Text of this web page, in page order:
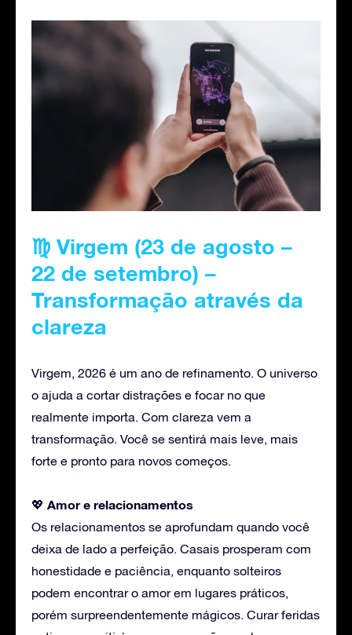
♍ Virgem (23 de agosto –
22 de setembro) –
Transformação através da
clareza
Virgem, 2026 é um ano de refinamento. O universo
o ajuda a cortar distrações e focar no que
realmente importa. Com clareza vem a
transformação. Você se sentirá mais leve, mais
forte e pronto para novos começos.
💖 Amore relacionamentos
Os relacionamentos se aprofundam quando você
deixa de lado a perfeição. Casais prosperam com
honestidade e paciência, enquanto solteiros
podem encontrar o amor em lugares práticos,
porém surpreendentemente mágicos. Curar feridas